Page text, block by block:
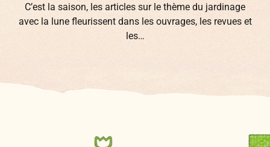
C’est la saison, les articles sur le thème du jardinage
avec la lune fleurissent dans les ouvrages, les revues et
les…